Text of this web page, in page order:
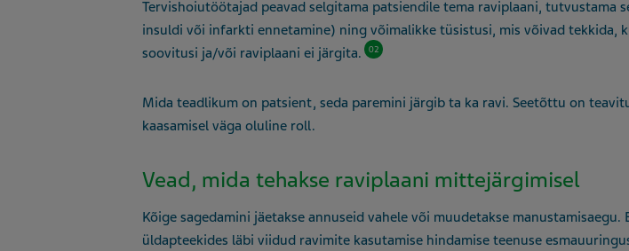
Tervishoiutöötajad peavad selgitama patsiendile tema raviplaani, tutvustama
insuldi või infarkti ennetamine) ning võimalikke tüsistusi, mis võivad tekkida,
soovitusi ja/või raviplaani ei järgita. 02
Mida teadlikum on patsient, seda paremini järgib ta ka ravi. Seetõttu on
kaasamisel väga oluline roll.
Vead, mida tehakse raviplaani mittejärgimisel
Kõige sagedamini jäetakse annuseid vahele või muudetakse manustamisaegu.
üldapteekides läbi viidud ravimite kasutamise hindamise teenuse